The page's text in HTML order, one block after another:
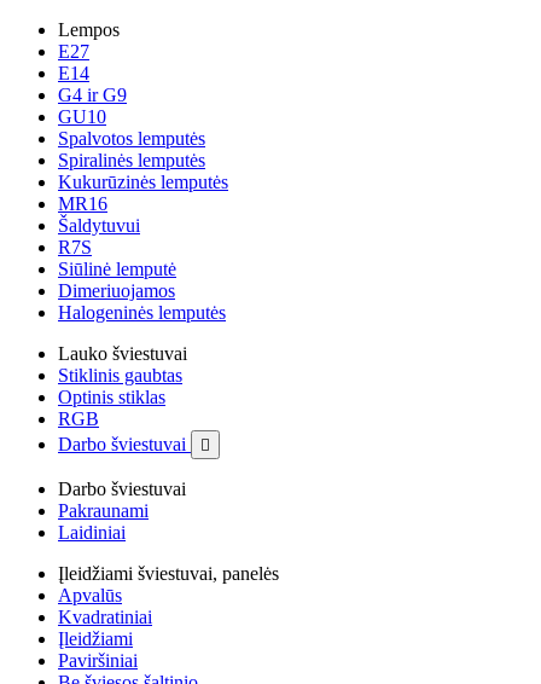
Lempos
E27
E14
G4 ir G9
GU10
Spalvotos lemputės
Spiralinės lemputės
Kukurūzinės lemputės
MR16
Šaldytuvui
R7S
Siūlinė lemputė
Dimeriuojamos
Halogeninės lemputės
Lauko šviestuvai
Stiklinis gaubtas
Optinis stiklas
RGB
Darbo šviestuvai

Darbo šviestuvai
Pakraunami
Laidiniai
Įleidžiami šviestuvai, panelės
Apvalūs
Kvadratiniai
Įleidžiami
Paviršiniai